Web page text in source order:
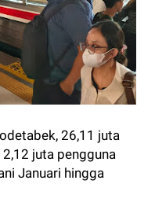
26,11 juta
juta pengguna
Januari hingga